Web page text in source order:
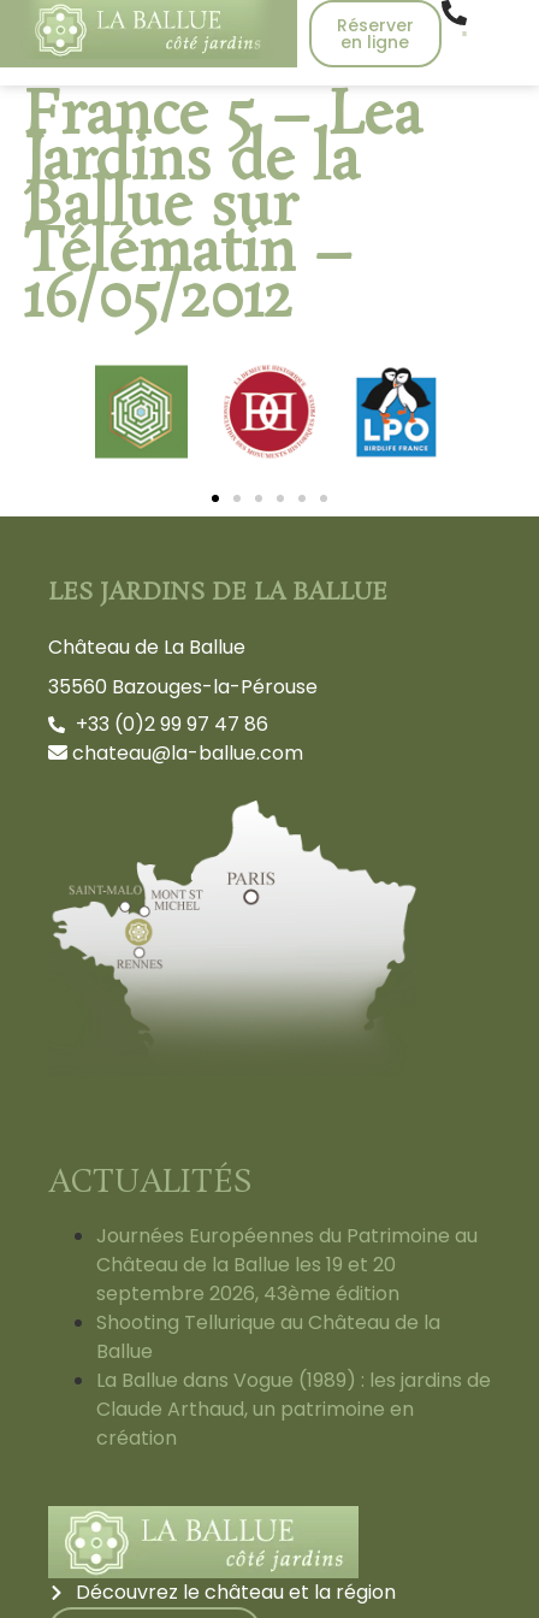
Réserver
en ligne
France 5 – Lea
Jardins de la
Ballue sur
Télématin –
16/05/2012
LES JARDINS DE LA BALLUE
Château de La Ballue
35560 Bazouges-la-Pérouse
+33 (0)2 99 97 47 86
chateau@la-ballue.com
ACTUALITÉS
Journées Européennes du Patrimoine au
Château de la Ballue les 19 et 20
septembre 2026, 43ème édition
Shooting Tellurique au Château de la
Ballue
La Ballue dans Vogue (1989) : les jardins de
Claude Arthaud, un patrimoine en
création
Découvrez le château et la région